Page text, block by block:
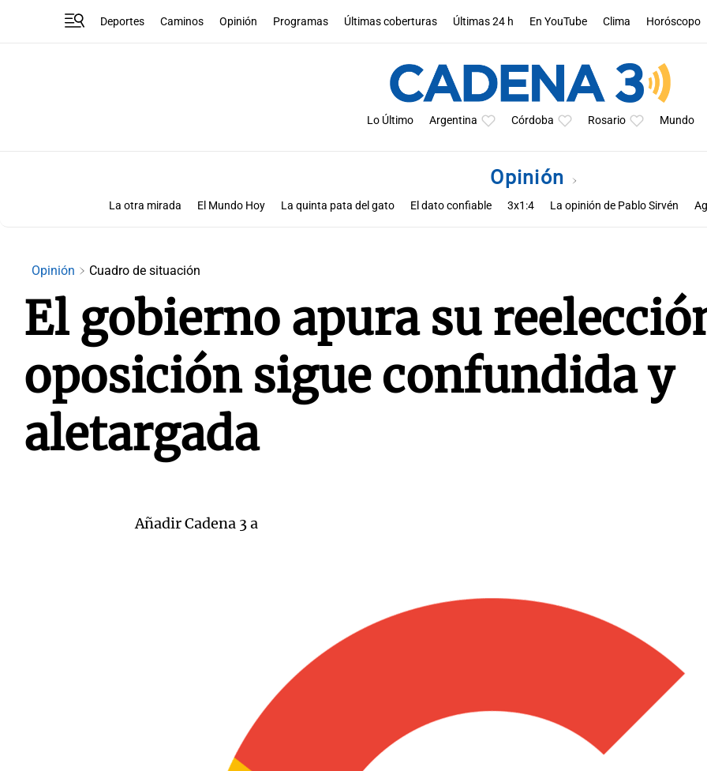
Deportes Caminos Opinión Programas Últimas coberturas Últimas 24 h En YouTube Clima Horóscopo
Lo Último Argentina Córdoba Rosario Mundo
Opinión
La otra mirada El Mundo Hoy La quinta pata del gato El dato confiable 3x1:4 La opinión de Pablo Sirvén
Opinión Cuadro de situación
El gobierno apura su
oposición sigue confundida y
aletargada
Añadir Cadena 3 a